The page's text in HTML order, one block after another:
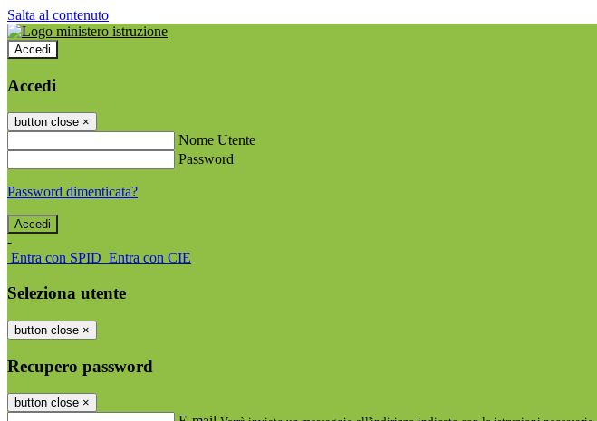
Salta al contenuto
Accedi
Accedi
button close ×
Nome Utente
Password
Password dimenticata?
-
Entra con SPID Entra con CIE
Seleziona utente
button close ×
Recupero password
button close ×